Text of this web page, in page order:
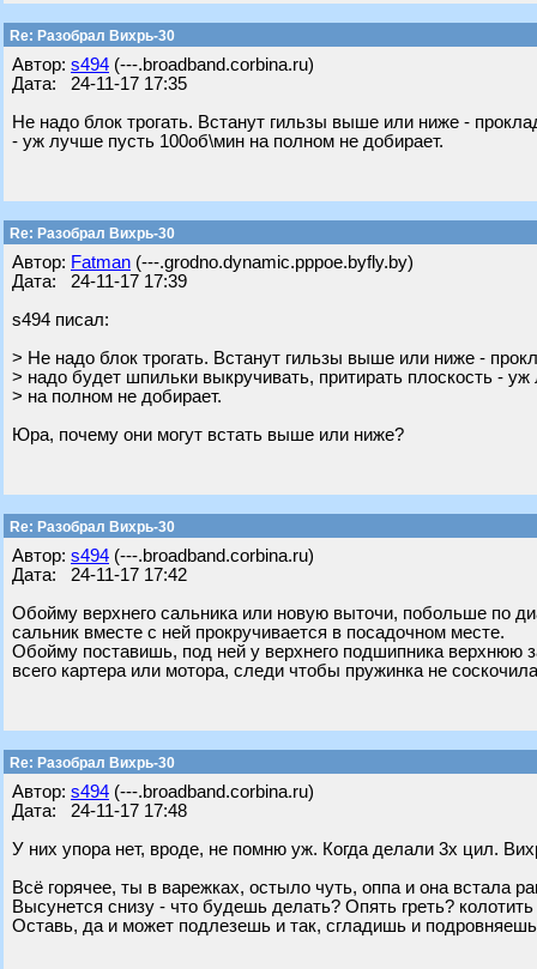
Re: Разобрал Вихрь-30
Автор: s494 (---.broadband.corbina.ru)
Дата: 24-11-17 17:35
Не надо блок трогать. Встанут гильзы выше или ниже -
- уж лучше пусть 100об\мин на полном не добирает.
Re: Разобрал Вихрь-30
Автор: Fatman (---.grodno.dynamic.pppoe.byfly.by)
Дата: 24-11-17 17:39
s494 писал:
> Не надо блок трогать. Встанут гильзы выше или ниже -
> надо будет шпильки выкручивать, притирать плоскость -
> на полном не добирает.
Юра, почему они могут встать выше или ниже?
Re: Разобрал Вихрь-30
Автор: s494 (---.broadband.corbina.ru)
Дата: 24-11-17 17:42
Обойму верхнего сальника или новую выточи, побольше по
сальник вместе с ней прокручивается в посадочном месте.
Обойму поставишь, под ней у верхнего подшипника
всего картера или мотора, следи чтобы пружинка не
Re: Разобрал Вихрь-30
Автор: s494 (---.broadband.corbina.ru)
Дата: 24-11-17 17:48
У них упора нет, вроде, не помню уж. Когда делали 3х цил.
Всё горячее, ты в варежках, остыло чуть, оппа и она встала
Высунется снизу - что будешь делать? Опять греть?
Оставь, да и может подлезешь и так, сгладишь и